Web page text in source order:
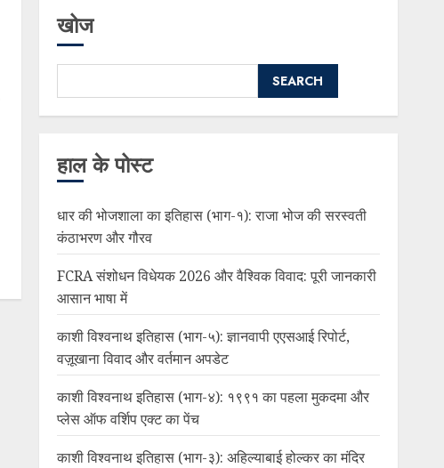
खोज
SEARCH
हाल के पोस्ट
धार की भोजशाला का इतिहास (भाग-१): राजा भोज की सरस्वती
कंठाभरण और गौरव
FCRA संशोधन विधेयक 2026 और वैश्विक विवाद: पूरी जानकारी
आसान भाषा में
काशी विश्वनाथ इतिहास (भाग-५): ज्ञानवापी एएसआई रिपोर्ट,
वज़ूखाना विवाद और वर्तमान अपडेट
काशी विश्वनाथ इतिहास (भाग-४): १९९१ का पहला मुकदमा और
प्लेस ऑफ वर्शिप एक्ट का पेंच
काशी विश्वनाथ इतिहास (भाग-३): अहिल्याबाई होल्कर का मंदिर